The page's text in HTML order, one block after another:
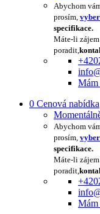
Abychom
prosím,
specifikace.
Máte-li
poradit,
Mám
0 Cenová nabídka
Abychom
prosím,
specifikace.
Máte-li
poradit,
Mám